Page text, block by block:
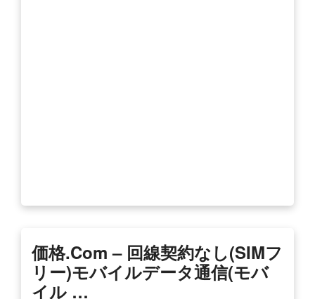
価格.com – 回線契約なし(SIMフ
リー)モバイルデータ通信(モバ
イル …